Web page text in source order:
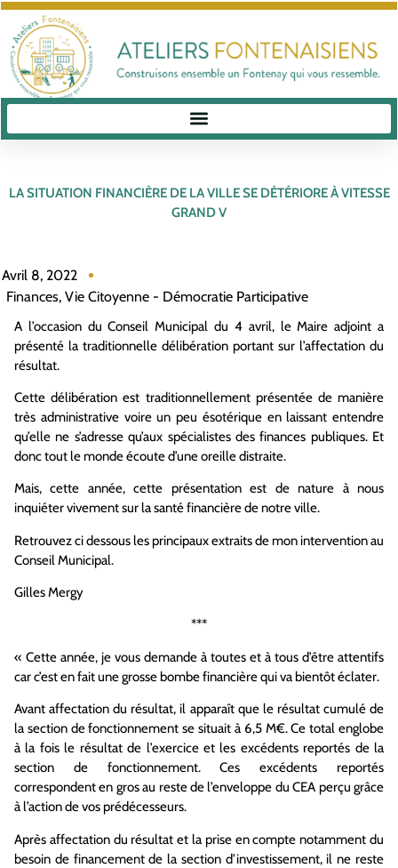
LA SITUATION FINANCIÈRE DE LA VILLE SE DÉTÉRIORE À VITESSE
GRAND V
Avril 8, 2022
Finances, Vie Citoyenne - Démocratie Participative
A l’occasion du Conseil Municipal du 4 avril, le Maire adjoint a
présenté la traditionnelle délibération portant sur l’affectation du
résultat.
Cette délibération est traditionnellement présentée de manière
très administrative voire un peu ésotérique en laissant entendre
qu’elle ne s’adresse qu’aux spécialistes des finances publiques. Et
donc tout le monde écoute d’une oreille distraite.
Mais, cette année, cette présentation est de nature à nous
inquiéter vivement sur la santé financière de notre ville.
Retrouvez ci dessous les principaux extraits de mon intervention au
Conseil Municipal.
Gilles Mergy
***
« Cette année, je vous demande à toutes et à tous d’être attentifs
car c’est en fait une grosse bombe financière qui va bientôt éclater.
Avant affectation du résultat, il apparaît que le résultat cumulé de
la section de fonctionnement se situait à 6,5 M€. Ce total englobe
à la fois le résultat de l’exercice et les excédents reportés de la
section de fonctionnement. Ces excédents reportés
correspondent en gros au reste de l’enveloppe du CEA perçu grâce
à l’action de vos prédécesseurs.
Après affectation du résultat et la prise en compte notamment du
besoin de financement de la section d’investissement, il ne reste